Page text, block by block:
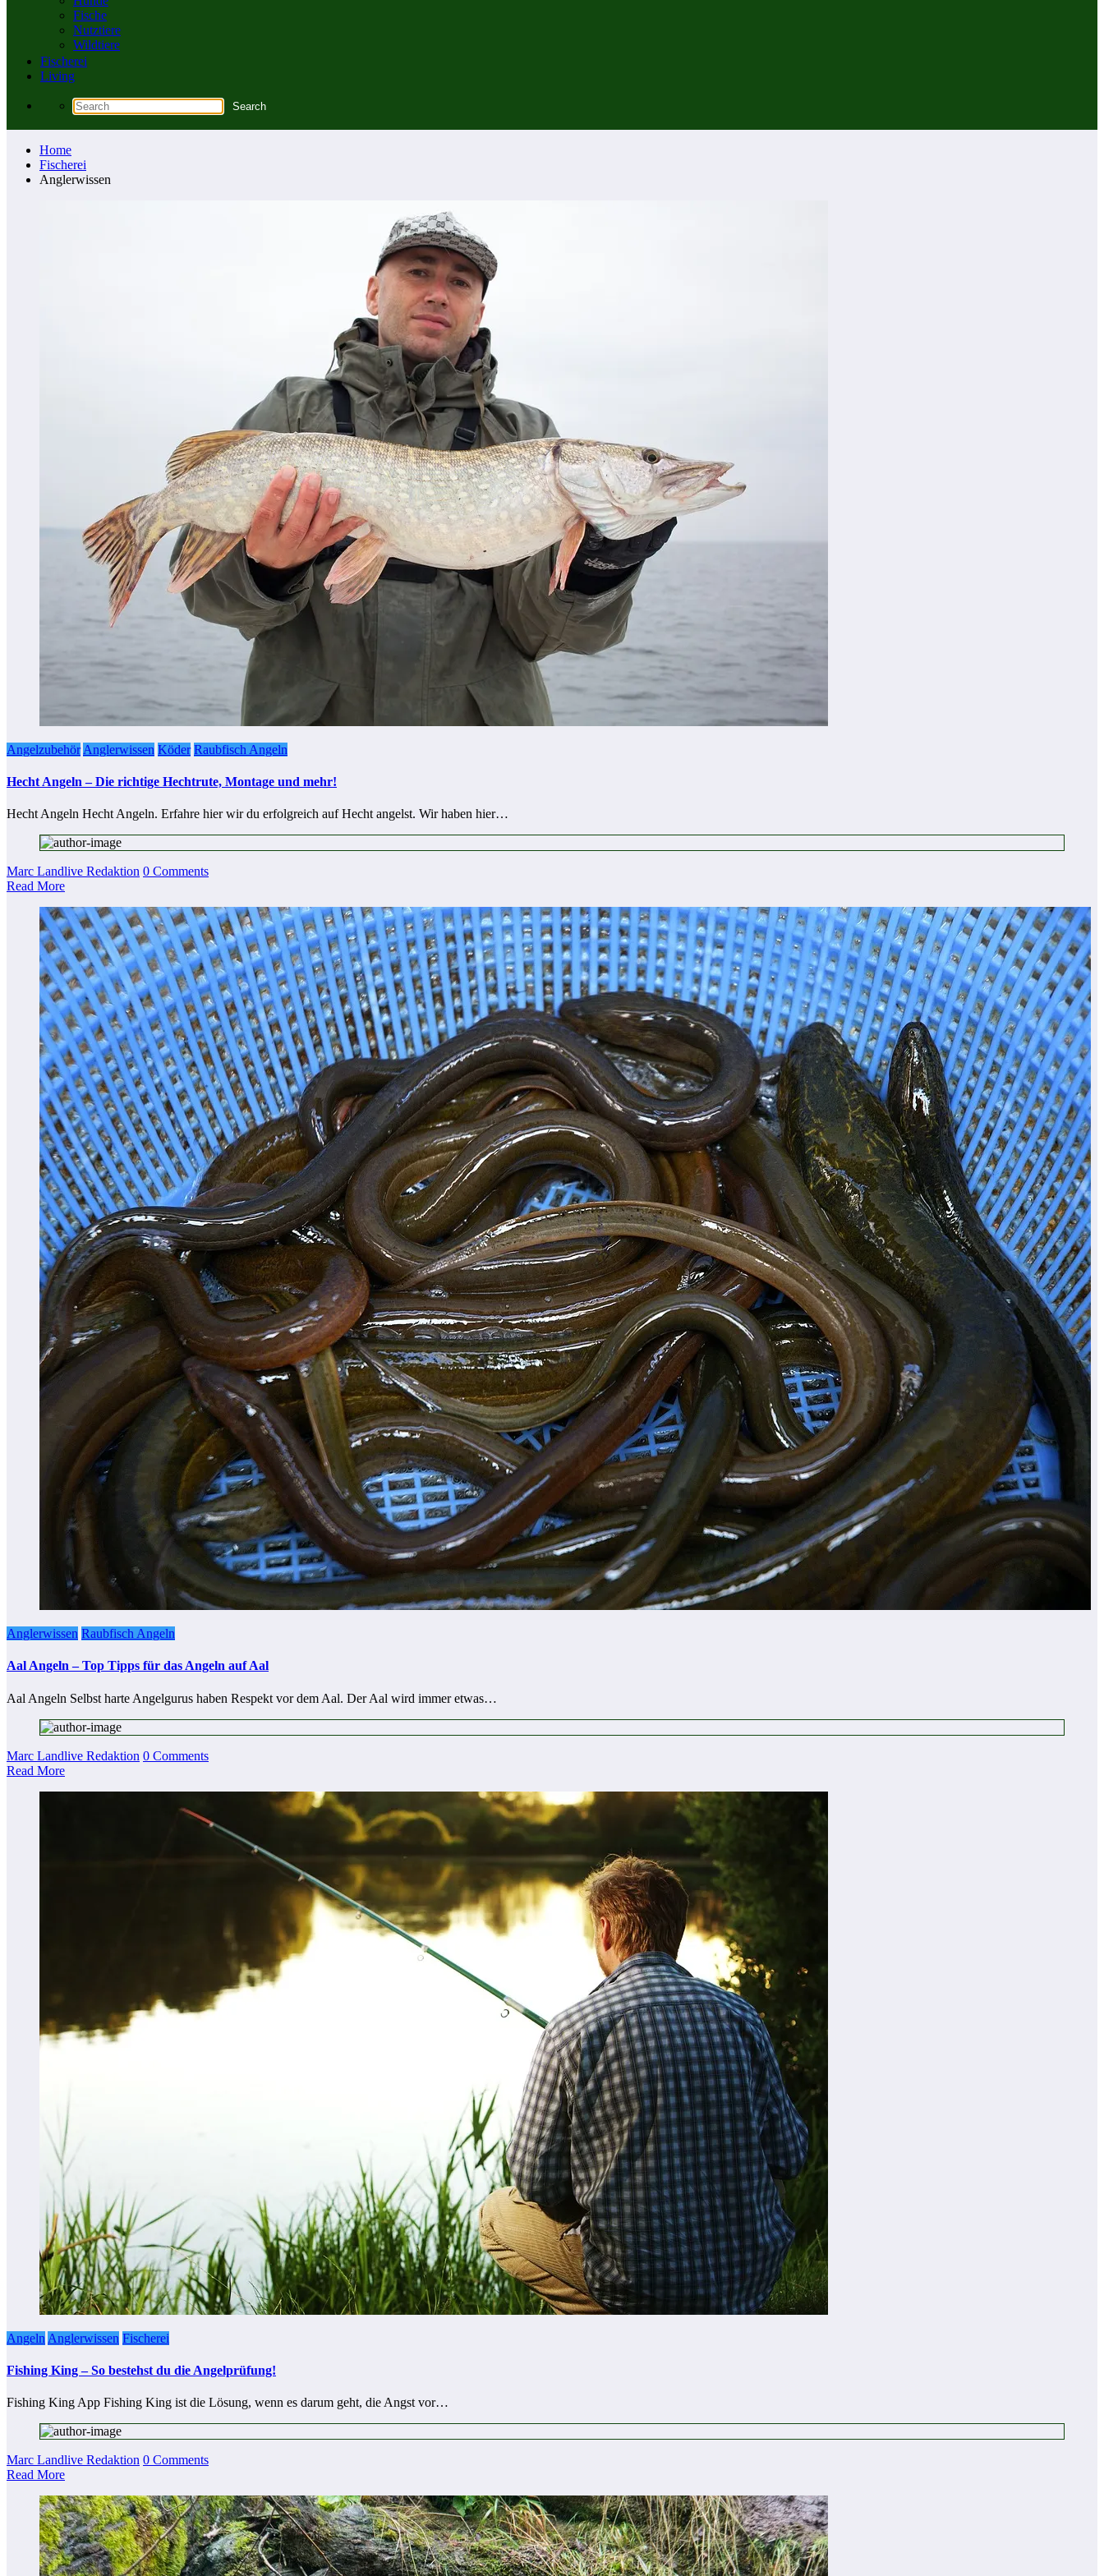
Fische
Nutztiere
Wildtiere
Fischerei
Living
Home
Fischerei
Anglerwissen
Angelzubehör Anglerwissen Köder Raubfisch Angeln
Hecht Angeln – Die richtige Hechtrute, Montage und mehr!
Hecht Angeln Hecht Angeln. Erfahre hier wir du erfolgreich auf Hecht angelst. Wir haben hier…
Marc Landlive Redaktion 0 Comments
Read More
Anglerwissen Raubfisch Angeln
Aal Angeln – Top Tipps für das Angeln auf Aal
Aal Angeln Selbst harte Angelgurus haben Respekt vor dem Aal. Der Aal wird immer etwas…
Marc Landlive Redaktion 0 Comments
Read More
Angeln Anglerwissen Fischerei
Fishing King – So bestehst du die Angelprüfung!
Fishing King App Fishing King ist die Lösung, wenn es darum geht, die Angst vor…
Marc Landlive Redaktion 0 Comments
Read More